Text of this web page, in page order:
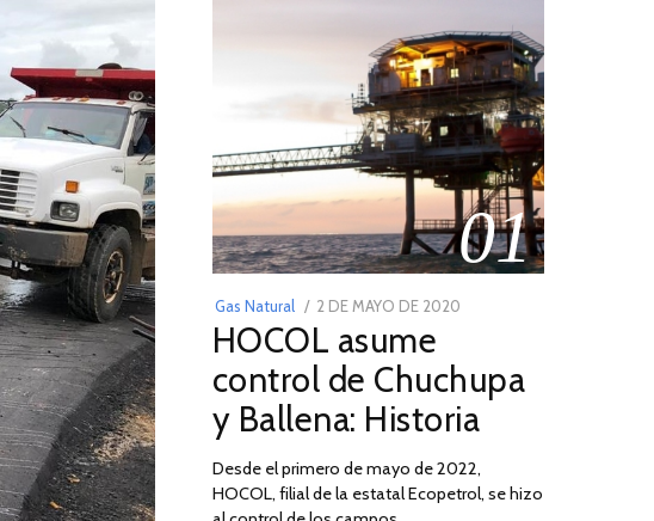
01
Gas Natural
POSTED
ON
2 DE MAYO DE 2020
DE
2026
HOCOL asume
control de Chuchupa
y Ballena: Historia
Desde el primero de mayo de 2022,
HOCOL, filial de la estatal Ecopetrol, se hizo